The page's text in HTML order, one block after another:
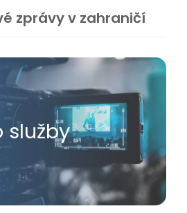
zprávy v zahraničí
služby